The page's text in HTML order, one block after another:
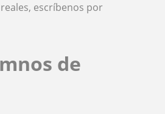
escríbenos por
de